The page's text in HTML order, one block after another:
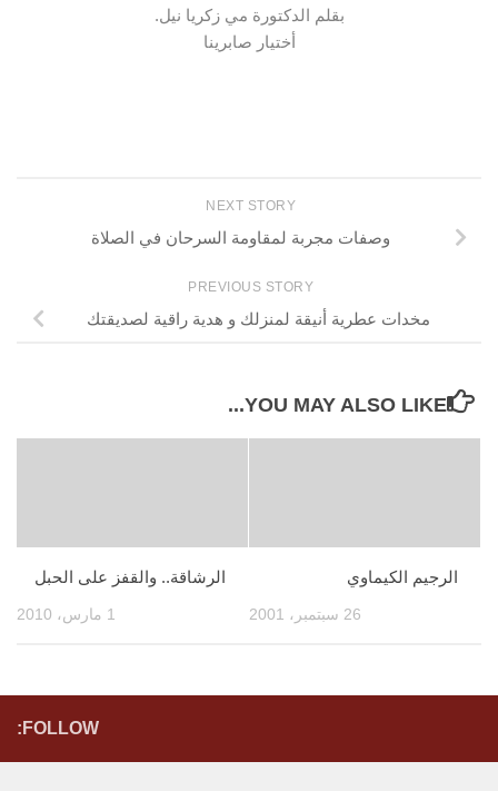
بقلم الدكتورة مي زكريا نيل.
أختيار صابرينا
NEXT STORY
وصفات مجربة لمقاومة السرحان في الصلاة
PREVIOUS STORY
مخدات عطرية أنيقة لمنزلك و هدية راقية لصديقتك
YOU MAY ALSO LIKE...
الرشاقة.. والقفز على الحبل
1 مارس، 2010
الرجيم الكيماوي
26 سبتمبر، 2001
FOLLOW: